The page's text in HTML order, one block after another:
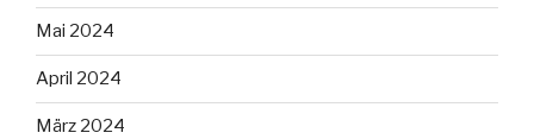
Mai 2024
April 2024
März 2024